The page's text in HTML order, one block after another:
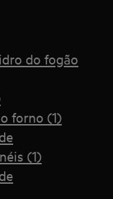
do fogão
forno (1)
(1)